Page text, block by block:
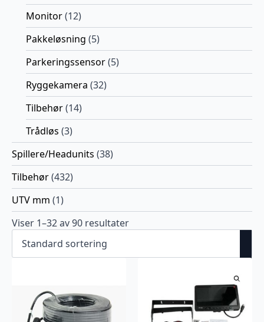
Monitor(12)
Pakkeløsning (5)
Parkeringssensor(5)
Ryggekamera (32)
Tilbehør(14)
Trådløs (3)
Spillere/Headunits (38)
Tilbehør(432)
UTV mm (1)
Viser 1–32 av 90 resultater